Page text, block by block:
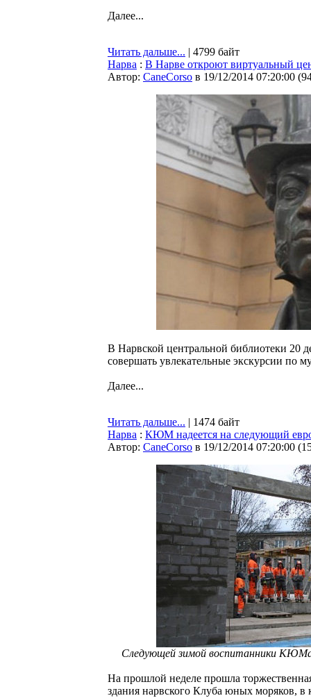
Далее...
Читать дальше... | 4799 байт
Нарва : В Нарве откроют виртуальный
Автор: CaneCorso в 19/12/2014 07:20:00 (
В Нарвской центральной библиотеки 20
совершать увлекательные экскурсии по
Далее...
Читать дальше... | 1474 байт
Нарва : КЮМ надеется на следующий
Автор: CaneCorso в 19/12/2014 07:20:00 (
Следующей зимой воспитанники КЮМа
На прошлой неделе прошла
здания нарвского Клуба юных моряков, в